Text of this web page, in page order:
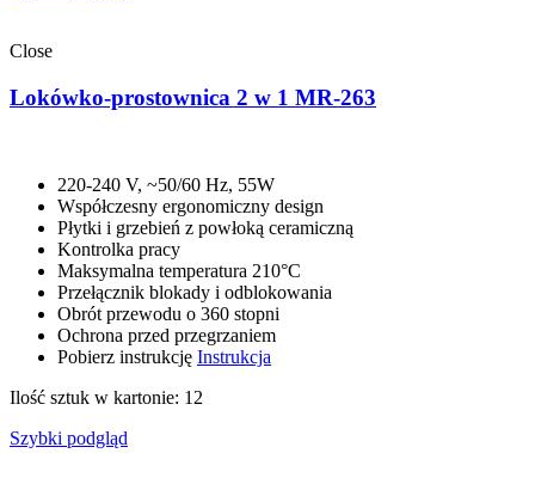
Close
Lokówko-prostownica 2 w 1 MR-263
220-240 V, ~50/60 Hz, 55W
Współczesny ergonomiczny design
Płytki i grzebień z powłoką ceramiczną
Kontrolka pracy
Maksymalna temperatura 210°C
Przełącznik blokady i odblokowania
Obrót przewodu o 360 stopni
Ochrona przed przegrzaniem
Pobierz instrukcję Instrukcja
Ilość sztuk w kartonie: 12
Szybki podgląd